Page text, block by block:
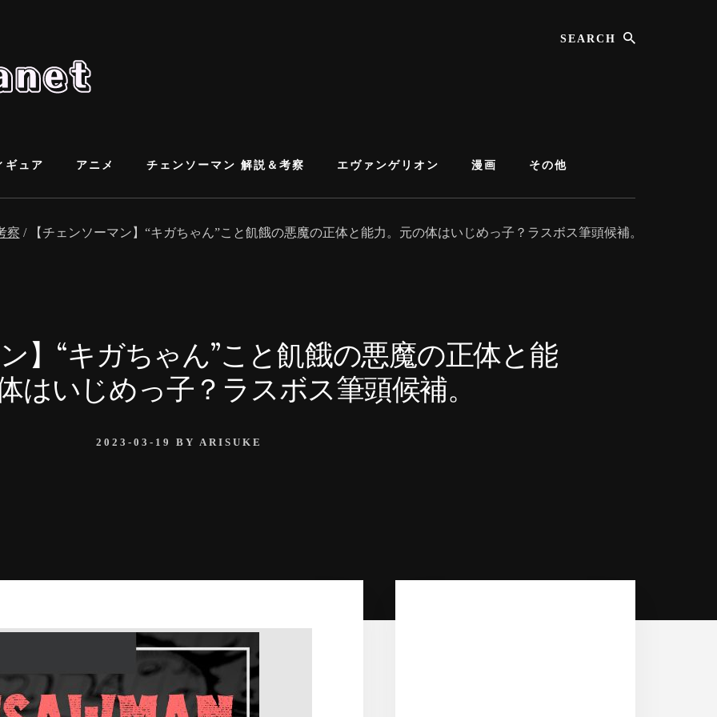
ギュア アニメ チェンソーマン 解説＆考察 エヴァンゲリオン 漫画 その他
察 /【チェンソーマン】“キガちゃん”こと飢餓の悪魔の正体と能力。元の体はいじめっ子？ラスボス筆頭候補。
】“キガちゃん”こと飢餓の悪魔の正体と能
はいじめっ子？ラスボス筆頭候補。
2023-03-19 BY ARISUKE
Sidebar